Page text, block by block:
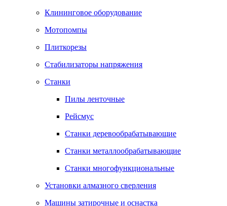
Клининговое оборудование
Мотопомпы
Плиткорезы
Стабилизаторы напряжения
Станки
Пилы ленточные
Рейсмус
Станки деревообрабатывающие
Станки металлообрабатывающие
Станки многофункциональные
Установки алмазного сверления
Машины затирочные и оснастка